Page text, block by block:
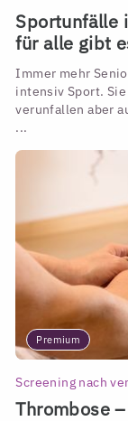
Sportunfälle
für alle gibt
Immer mehr
intensiv Sport.
verunfallen aber
...
Premium
Screening nach
Thrombose